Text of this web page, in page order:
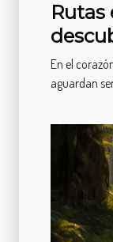
Rutas
En el
aguardan